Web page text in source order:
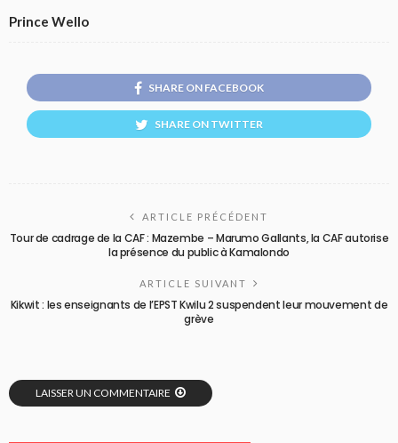
Prince Wello
SHARE ON FACEBOOK
SHARE ON TWITTER
ARTICLE PRÉCÉDENT
Tour de cadrage de la CAF : Mazembe – Marumo Gallants, la CAF autorise
la présence du public à Kamalondo
ARTICLE SUIVANT
Kikwit : les enseignants de l’EPST Kwilu 2 suspendent leur mouvement de
grève
LAISSER UN COMMENTAIRE